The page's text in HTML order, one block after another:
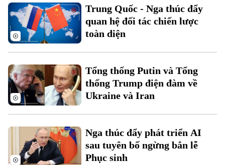
Chuyên mục
Trung Quốc - Nga thúc đẩy
quan hệ đối tác chiến lược
toàn diện
Tổng thống Putin và Tổng
thống Trump điện đàm về
Ukraine và Iran
Nga thúc đẩy phát triển AI
sau tuyên bố ngừng bắn lễ
Phục sinh